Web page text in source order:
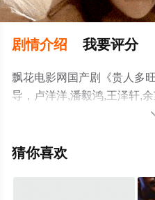
剧情介绍 我要评分
飘花电影网国产剧《贵人多
导，卢洋洋,潘毅鸿,王泽轩,
国大陆电视剧，大结局剧情
相关信息可移步至豆瓣电视
猜你喜欢